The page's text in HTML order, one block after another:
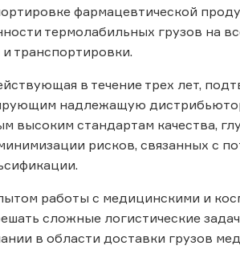
фармацевтической
термолабильных грузов на
транспортировки.
в течение трех лет,
надлежащую
высоким стандартам качества,
рисков, связанных с
работы с медицинскими и
сложные логистические
в области доставки грузов